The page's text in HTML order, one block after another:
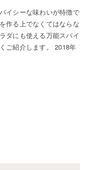
イシーな味わいが特徴で
作る上でなくてはならな
ダにも使える万能スパイ
ご紹介します。 2018年